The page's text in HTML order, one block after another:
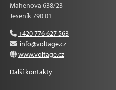
Mahenova 638/23
Jeseník 790 01
+420 776 627 563
info@voltage.cz
www.voltage.cz
Další kontakty